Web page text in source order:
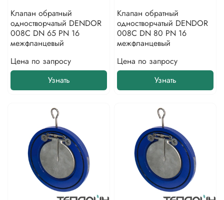
Клапан обратный
одностворчатый DENDOR
008С DN 65 PN 16
межфланцевый
Цена по запросу
Узнать
Клапан обратный
одностворчатый DENDOR
008С DN 80 PN 16
межфланцевый
Цена по запросу
Узнать